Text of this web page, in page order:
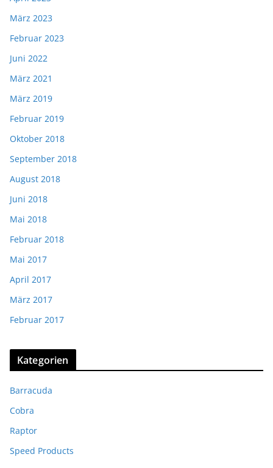
März 2023
Februar 2023
Juni 2022
März 2021
März 2019
Februar 2019
Oktober 2018
September 2018
August 2018
Juni 2018
Mai 2018
Februar 2018
Mai 2017
April 2017
März 2017
Februar 2017
Kategorien
Barracuda
Cobra
Raptor
Speed Products